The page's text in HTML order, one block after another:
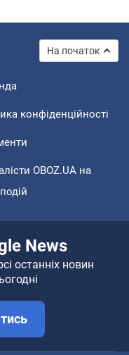
На початок
конфіденційності
OBOZ.UA на
News
останніх новин